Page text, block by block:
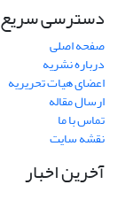
دسترسی سریع
صفحه اصلی
درباره نشریه
اعضای هیات تحریریه
ارسال مقاله
تماس با ما
نقشه سایت
آخرین اخبار